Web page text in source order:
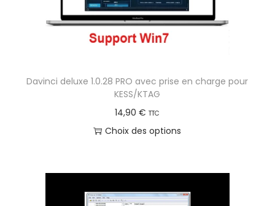
Davinci deluxe 1.0.28 PRO avec prise en charge pour
KESS/KTAG
14,90€ TTC
Choix des options
r